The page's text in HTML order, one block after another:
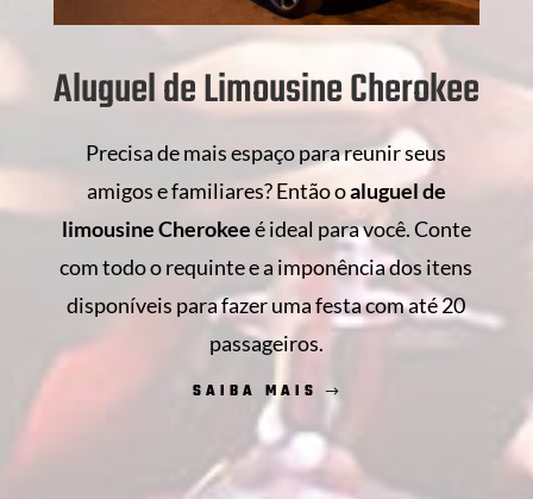
Aluguel de Limousine Cherokee
Precisa de mais espaço para reunir seus
amigos e familiares? Então oaluguel de
limousine Cherokeeé ideal para você. Conte
com todo o requinte e a imponência dos itens
disponíveis para fazer uma festa com até 20
passageiros.
SAIBA MAIS